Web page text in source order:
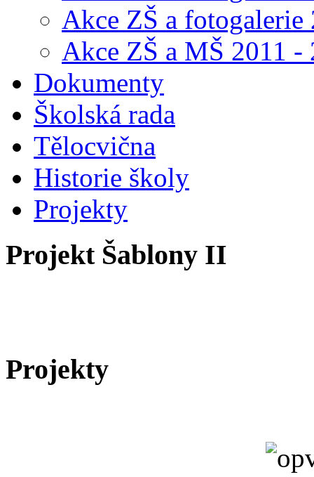
Akce ZŠ a fotogalerie
Akce ZŠ a MŠ 2011 -
Dokumenty
Školská rada
Tělocvična
Historie školy
Projekty
Projekt Šablony II
Projekty